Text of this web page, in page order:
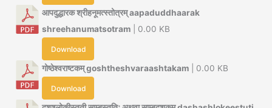
आपदुद्धारक श्रीहनूमत्स्तोत्रम् aapaduddhaarak
shreehanumatsotram | 0.00 KB
Download
गोष्ठेश्वराष्टकम् goshtheshvaraashtakam | 0.00 KB
Download